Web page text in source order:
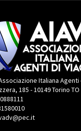
Associazione Italiana
185 - 10149 Torino TO